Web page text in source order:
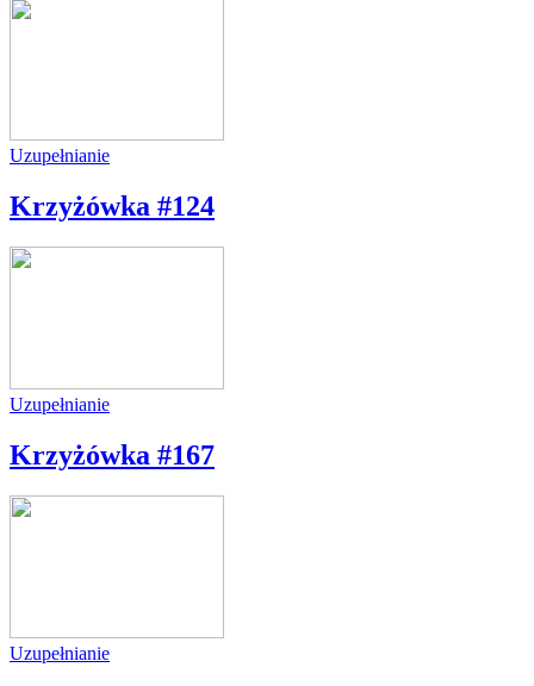
Uzupełnianie
Krzyżówka #124
Uzupełnianie
Krzyżówka #167
Uzupełnianie